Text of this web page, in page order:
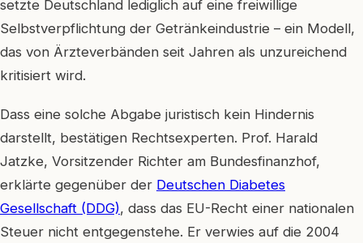
setzte Deutschland lediglich auf eine freiwillige
Selbstverpflichtung der Getränkeindustrie – ein Modell,
das von Ärzteverbänden seit Jahren als unzureichend
kritisiert wird.
Dass eine solche Abgabe juristisch kein Hindernis
darstellt, bestätigen Rechtsexperten. Prof. Harald
Jatzke, Vorsitzender Richter am Bundesfinanzhof,
erklärte gegenüber der Deutschen Diabetes
Gesellschaft (DDG), dass das EU-Recht einer nationalen
Steuer nicht entgegenstehe. Er verwies auf die 2004